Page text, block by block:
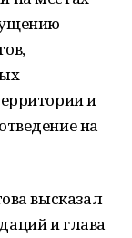
и
на
высказал
и глава